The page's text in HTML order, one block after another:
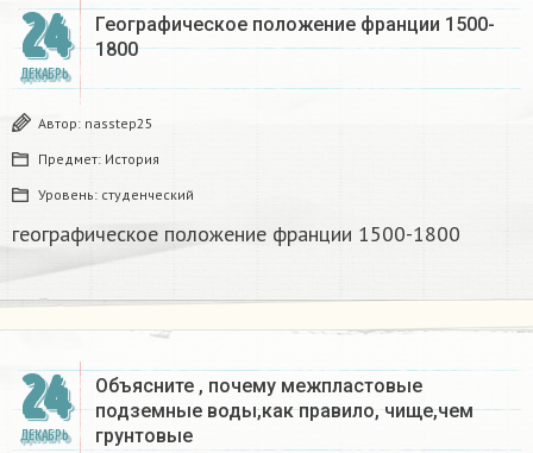
24
ДЕКАБРЬ
Географическое положение франции 1500-
1800​
Автор: nasstep25
Предмет: История
Уровень: студенческий
географическое положение франции 1500-1800​
24
ДЕКАБРЬ
Объясните , почему межпластовые
подземные воды,как правило, чище,чем
грунтовые​